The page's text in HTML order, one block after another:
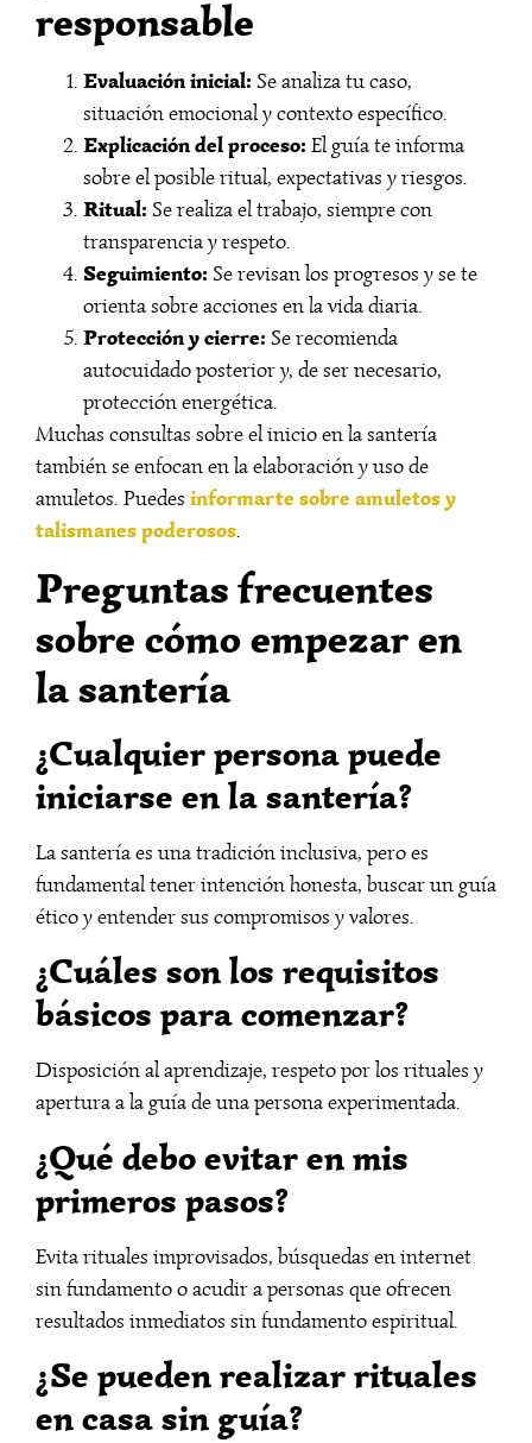
responsable
Evaluación inicial: Se analiza tu caso,
situación emocional y contexto específico.
Explicación del proceso: El guía te informa
sobre el posible ritual, expectativas y riesgos.
Ritual: Se realiza el trabajo, siempre con
transparencia y respeto.
Seguimiento: Se revisan los progresos y se te
orienta sobre acciones en la vida diaria.
Protección y cierre: Se recomienda
autocuidado posterior y, de ser necesario,
protección energética.
Muchas consultas sobre el inicio en la santería
también se enfocan en la elaboración y uso de
amuletos. Puedes informarte sobre amuletos y
talismanes poderosos.
Preguntas frecuentes
sobre cómo empezar en
la santería
¿Cualquier persona puede
iniciarse en la santería?
La santería es una tradición inclusiva, pero es
fundamental tener intención honesta, buscar un guía
ético y entender sus compromisos y valores.
¿Cuáles son los requisitos
básicos para comenzar?
Disposición al aprendizaje, respeto por los rituales y
apertura a la guía de una persona experimentada.
¿Qué debo evitar en mis
primeros pasos?
Evita rituales improvisados, búsquedas en internet
sin fundamento o acudir a personas que ofrecen
resultados inmediatos sin fundamento espiritual.
¿Se pueden realizar rituales
en casa sin guía?